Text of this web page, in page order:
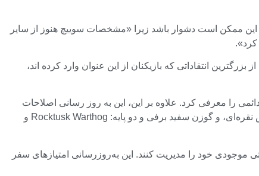
این ممکن است دشوار باشد زیرا «مشخصات سوییچ هنوز از سایر
کرد».
انتقاداتی که بازیکنان از این عنوان وارد کرده اند،
دائمی را معرفی کرد. علاوه بر این، این به روز رسانی اصلاحات
دیگری مانند کاهش هزینه های استقامت هنگام پرواز را نیز به همراه داشت. پنج پایه جدید شامل سه حیوان افسانه‌ای هستند: خرس سفید، نیش نقره‌ای، و گوزن سفید برفی و دو پایه: Rocktusk Warthog و
خود را مدیریت کنند. این به‌روزرسانی امتیازهای سفر